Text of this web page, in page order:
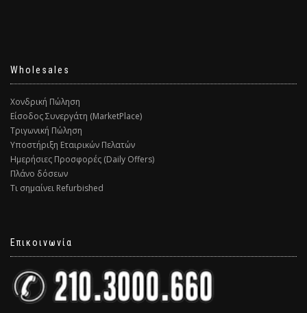
Wholesales
Χονδρική Πώληση
Είσοδος Συνεργάτη (MarketPlace)
Τριγωνική Πώληση
Υποστήριξη Εταιρικών Πελατών
Ημερήσιες Προσφορές (Daily Offers)
Πλάνο δόσεων
Τι σημαίνει Refurbished
Επικοινωνία